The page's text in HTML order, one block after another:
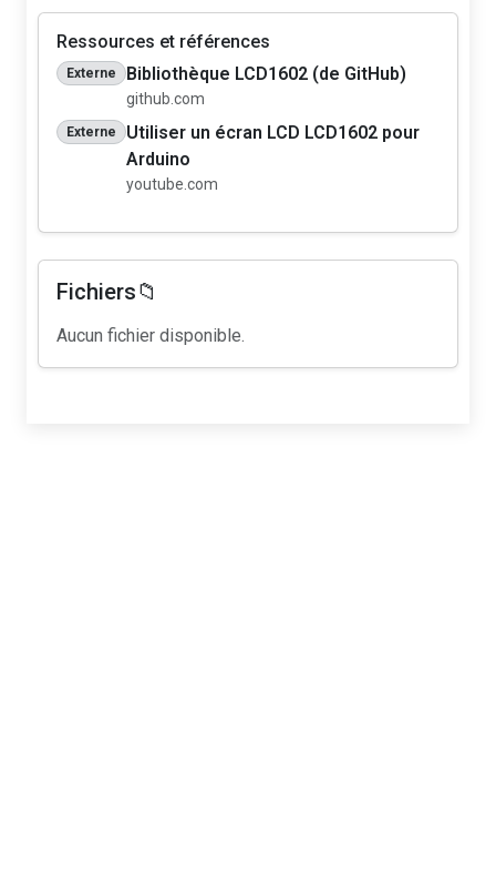
Ressources et références
Externe Bibliothèque LCD1602 (de GitHub)
github.com
Externe
Utiliser un écran LCD LCD1602 pour
Arduino
youtube.com
Fichiers📁
Aucun fichier disponible.